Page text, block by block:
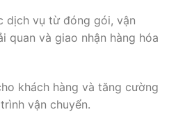
dịch vụ từ đóng gói, vận
quan và giao nhận hàng hóa
khách hàng và tăng cường
vận chuyển.